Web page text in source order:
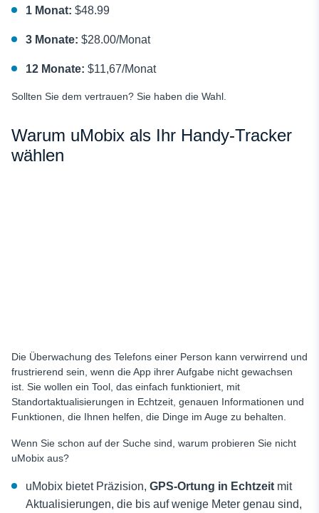
1 Monat: $48.99
3 Monate: $28.00/Monat
12 Monate: $11,67/Monat
Sollten Sie dem vertrauen? Sie haben die Wahl.
Warum uMobix als Ihr Handy-Tracker
wählen
Die Überwachung des Telefons einer Person kann verwirrend und
frustrierend sein, wenn die App ihrer Aufgabe nicht gewachsen
ist. Sie wollen ein Tool, das einfach funktioniert, mit
Standortaktualisierungen in Echtzeit, genauen Informationen und
Funktionen, die Ihnen helfen, die Dinge im Auge zu behalten.
Wenn Sie schon auf der Suche sind, warum probieren Sie nicht
uMobix aus?
uMobix bietet Präzision, GPS-Ortung in Echtzeit mit
Aktualisierungen, die bis auf wenige Meter genau sind,